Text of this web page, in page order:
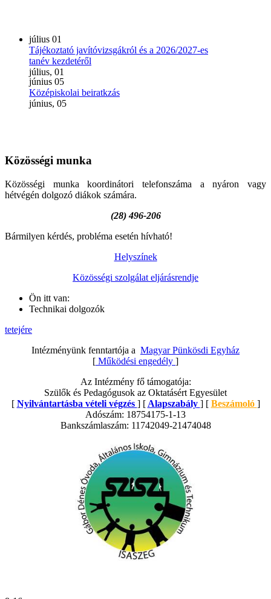
július 01
Tájékoztató javítóvizsgákról és a 2026/2027-es
tanév kezdetéről
július, 01
június 05
Középiskolai beiratkzás
június, 05
Közösségi munka
Közösségi munka koordinátori telefonszáma a nyáron vagy
hétvégén dolgozó diákok számára.
(28) 496-206
Bármilyen kérdés, probléma esetén hívható!
Helyszínek
Közösségi szolgálat eljárásrendje
Ön itt van:
Technikai dolgozók
tetejére
Intézményünk fenntartója a Magyar Pünkösdi Egyház
[ Működési engedély ]
Az Intézmény fő támogatója:
Szülők és Pedagógusok az Oktatásért Egyesület
[ Nyilvántartásba vételi végzés ] [ Alapszabály ] [ Beszámoló ]
Adószám: 18754175-1-13
Bankszámlaszám: 11742049-21474048